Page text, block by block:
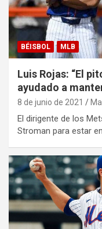
BÉISBOL MLB
Luis Rojas: “El
ayudado a
8 de junio de 2021
El dirigente de los
Stroman para estar